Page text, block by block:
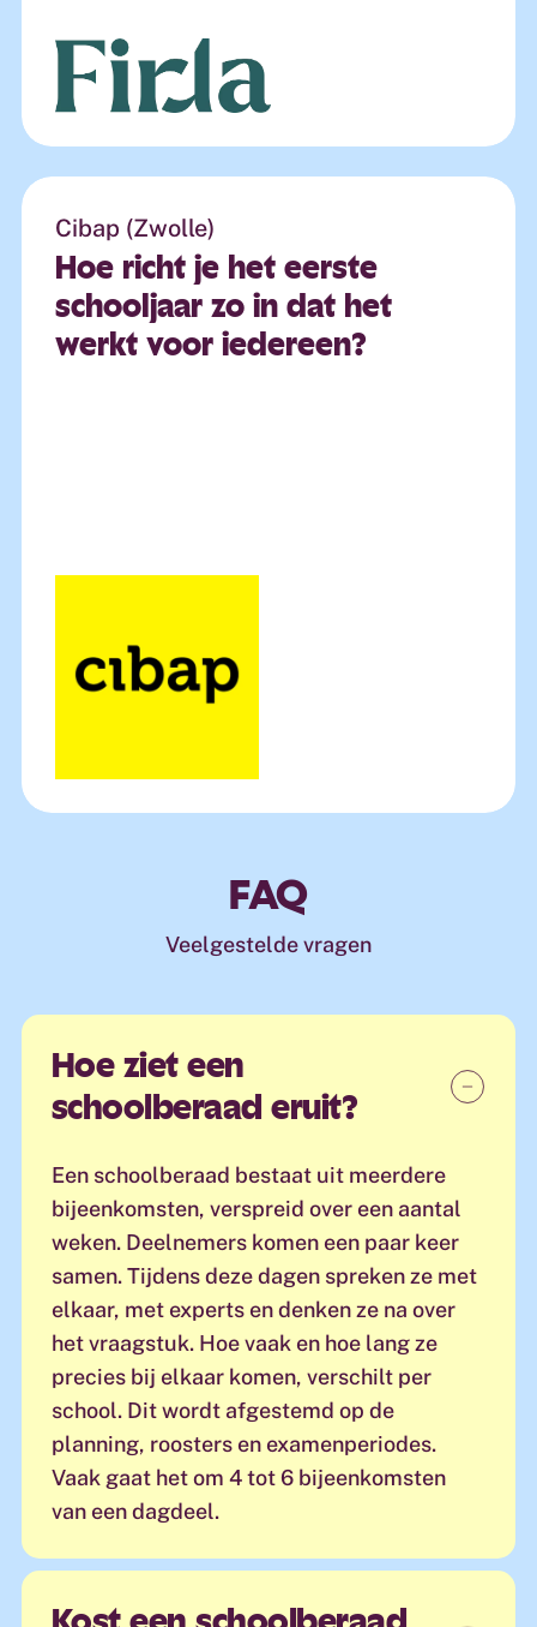
Cibap (Zwolle)
Hoe richt je het eerste
schooljaar zo in dat het
werkt voor iedereen?
FAQ
Veelgestelde vragen
Hoe ziet een
schoolberaad eruit?
Een schoolberaad bestaat uit meerdere
bijeenkomsten, verspreid over een aantal
weken. Deelnemers komen een paar keer
samen.Tijdens deze dagen spreken ze met
elkaar, met experts en denken ze na over
het vraagstuk. Hoe vaak en hoe lang ze
precies bij elkaar komen, verschilt per
school. Dit wordt afgestemd op de
planning, roosters en examenperiodes.
Vaak gaat het om 4 tot 6 bijeenkomsten
van een dagdeel.